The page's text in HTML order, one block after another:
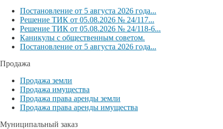
Постановление от 5 августа 2026 года...
Решение ТИК от 05.08.2026 № 24/117...
Решение ТИК от 05.08.2026 № 24/118-6...
Каникулы с общественным советом.
Постановление от 5 августа 2026 года...
Продажа
Продажа земли
Продажа имущества
Продажа права аренды земли
Продажа права аренды имущества
Муниципальный заказ